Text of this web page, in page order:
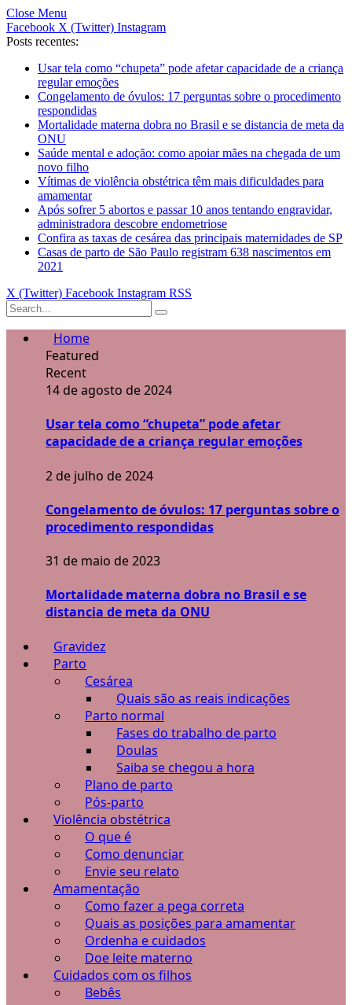
Close Menu
Facebook X (Twitter) Instagram
Posts recentes:
Usar tela como “chupeta” pode afetar capacidade de a criança
regular emoções
Congelamento de óvulos: 17 perguntas sobre o procedimento
respondidas
Mortalidade materna dobra no Brasil e se distancia de meta da
ONU
Saúde mental e adoção: como apoiar mães na chegada de um
novo filho
Vítimas de violência obstétrica têm mais dificuldades para
amamentar
Após sofrer 5 abortos e passar 10 anos tentando engravidar,
administradora descobre endometriose
Confira as taxas de cesárea das principais maternidades de SP
Casas de parto de São Paulo registram 638 nascimentos em
2021
X (Twitter) Facebook Instagram RSS
Home
Featured
Recent
14 de agosto de 2024
Usar tela como “chupeta” pode afetar
capacidade de a criança regular emoções
2 de julho de 2024
Congelamento de óvulos: 17 perguntas sobre o
procedimento respondidas
31 de maio de 2023
Mortalidade materna dobra no Brasil e se
distancia de meta da ONU
Gravidez
Parto
Cesárea
Quais são as reais indicações
Parto normal
Fases do trabalho de parto
Doulas
Saiba se chegou a hora
Plano de parto
Pós-parto
Violência obstétrica
O que é
Como denunciar
Envie seu relato
Amamentação
Como fazer a pega correta
Quais as posições para amamentar
Ordenha e cuidados
Doe leite materno
Cuidados com os filhos
Bebês